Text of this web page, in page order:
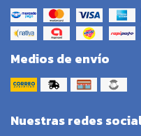
Medios de envío
Nuestras redes